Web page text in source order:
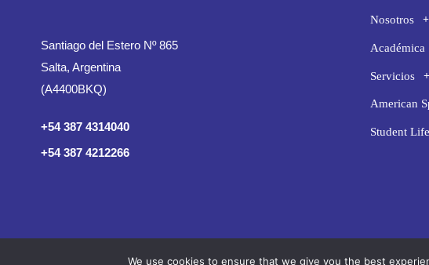
Santiago del Estero Nº 865
Salta, Argentina
(A4400BKQ)
+54 387 4314040
+54 387 4212266
Nosotros
Académica
Servicios
American
Student Life
We use cookies to ensure that we give you the best